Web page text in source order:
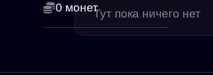
0 монетТут пока ничего нет